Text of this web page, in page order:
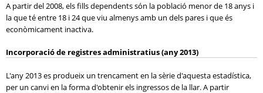
A partir del 2008, els fills dependents són la població menor de 18 anys i
la que té entre 18 i 24 que viu almenys amb un dels pares i que és
econòmicament inactiva.
Incorporació de registres administratius (any 2013)
L'any 2013 es produeix un trencament en la sèrie d'aquesta estadística,
per un canvi en la forma d'obtenir els ingressos de la llar. A partir